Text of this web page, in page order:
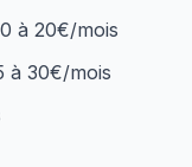
à 20€/mois
à 30€/mois